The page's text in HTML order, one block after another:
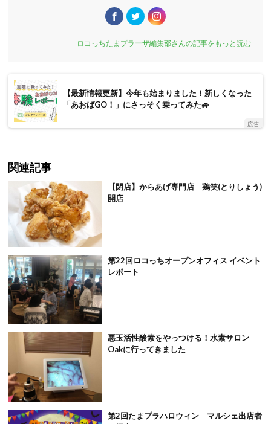
ロコっちたまプラーザ編集部さんの記事をもっと読む
【最新情報更新】今年も始まりました！新しくなった
「あおばGO！」にさっそく乗ってみた🚙
広告
関連記事
【閉店】からあげ専門店 鶏笑(とりしょう)
開店
第22回ロコっちオープンオフィス イベント
レポート
悪玉活性酸素をやっつける！水素サロン
Oakに行ってきました
第2回たまプラハロウィン マルシェ出店者